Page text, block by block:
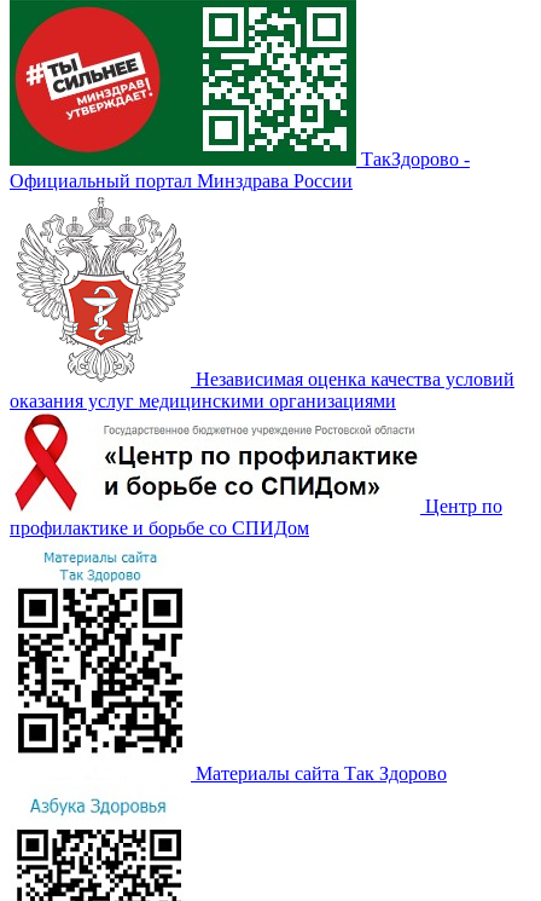
ТакЗдорово -
Официальный портал Минздрава России
Независимая оценка качества условий
оказания услуг медицинскими организациями
Центр по
профилактике и борьбе со СПИДом
Материалы сайта Так Здорово